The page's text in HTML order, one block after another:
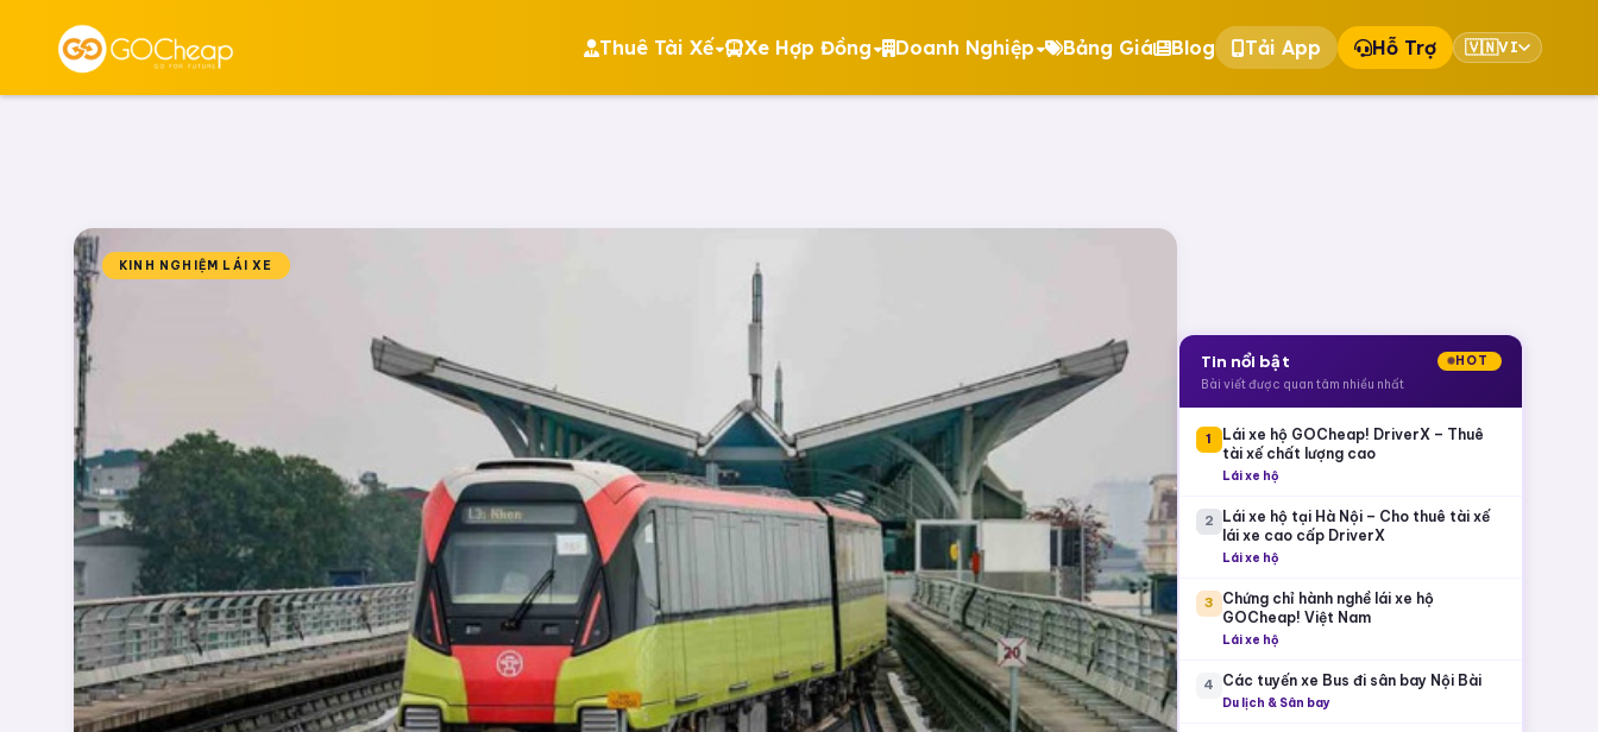
Thuê Tài Xế Xe Hợp Đồng Doanh Nghiệp Bảng Giá Blog Tải App Hỗ Trợ 🇻🇳VI
KINH NGHIỆM LÁI XE
Tin nổi bật
HOT
Bài viết được quan tâm nhiều nhất
1
Lái xe hộ GOCheap! DriverX – Thuê
tài xế chất lượng cao
Lái xe hộ
2 Lái xe hộ tại Hà Nội – Cho thuê tài xế
lái xe cao cấp DriverX
Lái xe hộ
3 Chứng chỉ hành nghề lái xe hộ
GOCheap! Việt Nam
Lái xe hộ
4 Các tuyến xe Bus đi sân bay Nội Bài
Du lịch & Sân bay